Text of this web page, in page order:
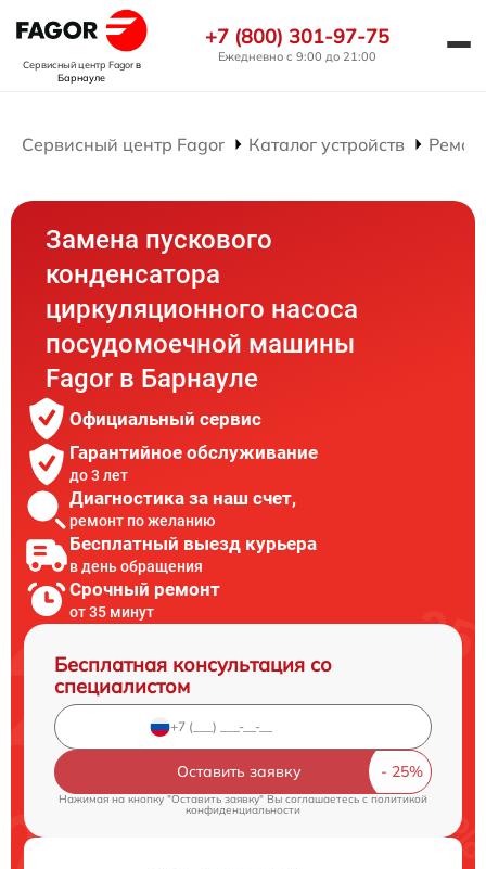
Сервисный центр Fagorв
Барнауле
+7 (800) 301-97-75
Ежедневно с 9:00 до 21:00
Сервисный центр Fagor Каталог устройств
Замена пускового
конденсатора
циркуляционного насоса
посудомоечной машины
Fagor в Барнауле
Официальный сервис
Гарантийное обслуживание
до 3 лет
Диагностика за наш счет,
ремонт по желанию
Бесплатный выезд курьера
в день обращения
Срочный ремонт
от 35 минут
Бесплатная консультация со
специалистом
Оставить заявку
Нажимая на кнопку "Оставить заявку" Вы соглашаетесь cполитикой
конфиденциальности